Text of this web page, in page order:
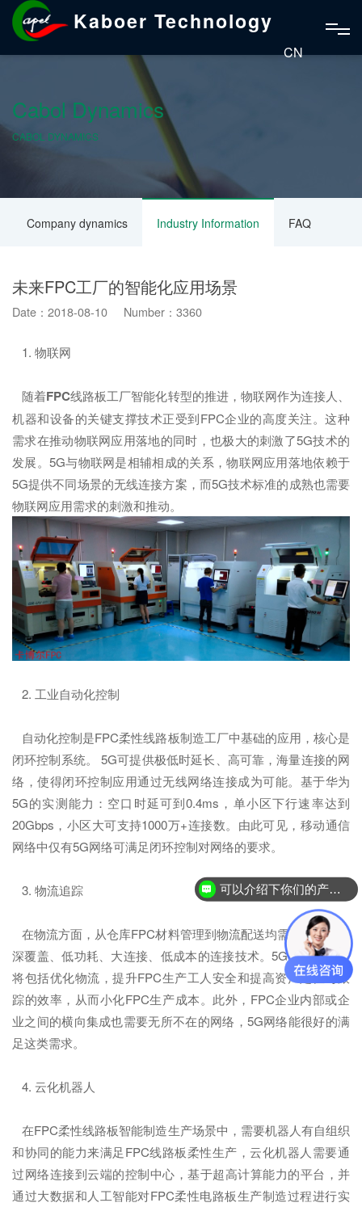
Kaboer Technology
CN
Cabol Dynamics
CABOL DYNAMICS
Company dynamics Industry Information FAQ
未来FPC工厂的智能化应用场景
Date：2018-08-10 Number：3360
1. 物联网
随着FPC线路板工厂智能化转型的推进，物联网作为连接人、
机器和设备的关键支撑技术正受到FPC企业的高度关注。这种
需求在推动物联网应用落地的同时，也极大的刺激了5G技术的
发展。5G与物联网是相辅相成的关系，物联网应用落地依赖于
5G提供不同场景的无线连接方案，而5G技术标准的成熟也需要
物联网应用需求的刺激和推动。
2. 工业自动化控制
自动化控制是FPC柔性线路板制造工厂中基础的应用，核心是
闭环控制系统。 5G可提供极低时延长、高可靠，海量连接的网
络，使得闭环控制应用通过无线网络连接成为可能。基于华为
5G的实测能力：空口时延可到0.4ms，单小区下行速率达到
20Gbps，小区大可支持1000万+连接数。由此可见，移动通信
网络中仅有5G网络可满足闭环控制对网络的要求。
3. 物流追踪
在物流方面，从仓库FPC材料管理到物流配送均需要广覆盖、
深覆盖、低功耗、大连接、低成本的连接技术。5G提供的改进
将包括优化物流，提升FPC生产工人安全和提高资产定位与跟
踪的效率，从而小化FPC生产成本。此外，FPC企业内部或企
业之间的横向集成也需要无所不在的网络，5G网络能很好的满
足这类需求。
4. 云化机器人
在FPC柔性线路板智能制造生产场景中，需要机器人有自组织
和协同的能力来满足FPC线路板柔性生产，云化机器人需要通
过网络连接到云端的控制中心，基于超高计算能力的平台，并
通过大数据和人工智能对FPC柔性电路板生产制造过程进行实
可以介绍下你们的产品么？